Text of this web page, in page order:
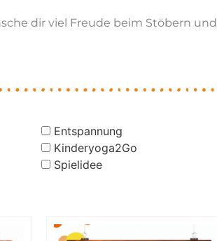
dir viel Freude beim Stöbern und
Entspannung
Kinderyoga2Go
Spielidee